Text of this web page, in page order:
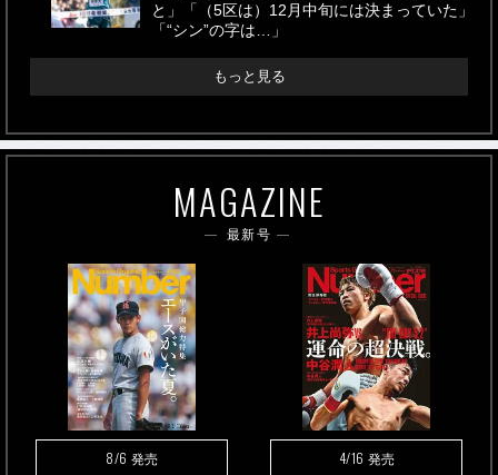
と」「（5区は）12月中旬には決まっていた」
「“シン”の字は…」
もっと見る
MAGAZINE
最新号
8/6 発売 4/16 発売